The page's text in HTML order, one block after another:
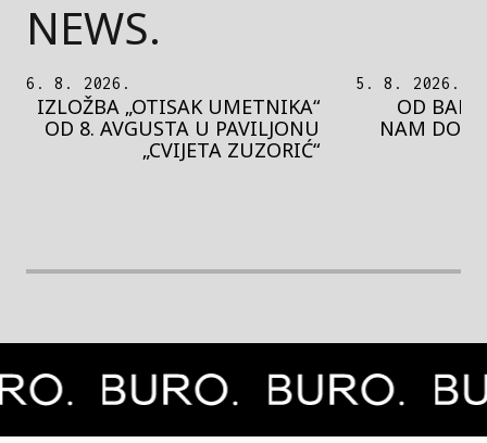
NEWS.
5. 8. 2026.
OD BAROKA DO REJVA: ŠTA
NAM DONOSI NOVI BUPBAP
FESTIVAL?
5. 8. 2026.
PEDJA
MOTIVE